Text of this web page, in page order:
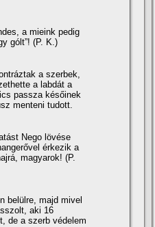
a mieink pedig
gólt”! (P. K.)
a szerbek,
a labdát a
passza későinek
menteni tudott.
Nego lövése
érkezik a
magyarok! (P.
belülre, majd mivel
aki 16
de a szerb védelem